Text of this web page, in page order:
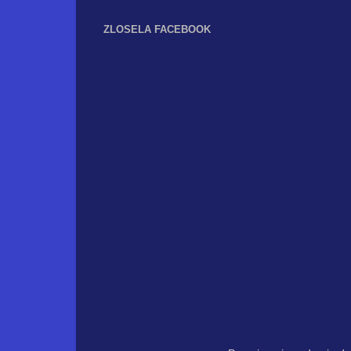
ZLOSELA FACEBOOK